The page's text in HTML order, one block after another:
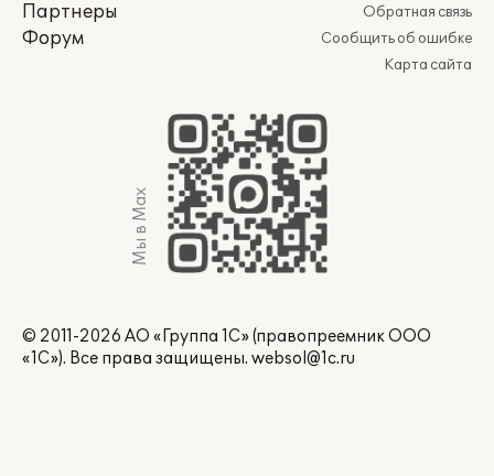
Партнеры
Форум
Обратная связь
Сообщить об ошибке
Карта сайта
Мы в Max
© 2011-2026 АО «Группа 1С» (правопреемник ООО
«1С»). Все права защищены. websol@1c.ru